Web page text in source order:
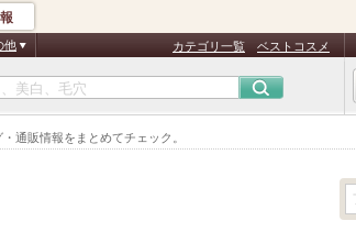
通販情報をまとめてチェック。
他 カテゴリ一覧 ベストコスメ